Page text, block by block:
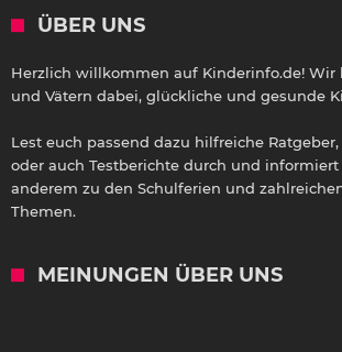
ÜBER UNS
Herzlich willkommen auf Kinderinfo.de! Wir
und Vätern dabei, glückliche und gesunde
Lest euch passend dazu hilfreiche
oder auch Testberichte durch und
anderem zu den Schulferien und
Themen.
MEINUNGEN ÜBER UNS